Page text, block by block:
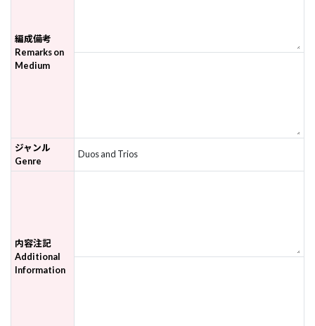
編成備考
Remarks on
Medium
ジャンル
Genre
Duos and Trios
内容注記
Additional
Information